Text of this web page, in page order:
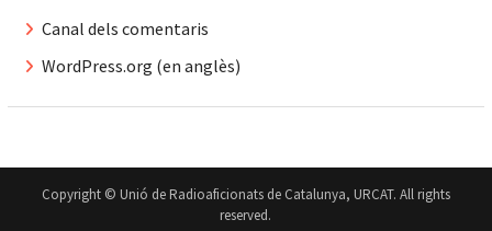
Canal dels comentaris
WordPress.org (en anglès)
Copyright © Unió de Radioaficionats de Catalunya, URCAT. All rights
reserved.